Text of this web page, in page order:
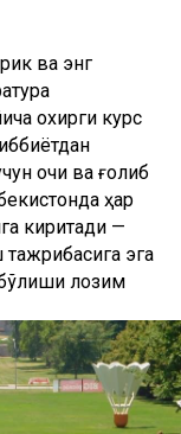
ва энг
охирги курс
очиқ ва ғолиб
ҳар
киритади —
эга
лозим